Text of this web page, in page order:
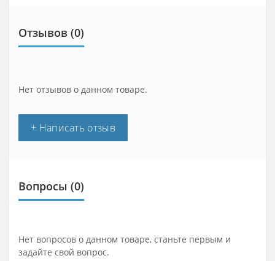
Отзывов (0)
Нет отзывов о данном товаре.
+ Написать отзыв
Вопросы (0)
Нет вопросов о данном товаре, станьте первым и
задайте свой вопрос.